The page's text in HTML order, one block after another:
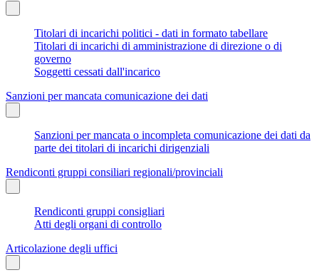
Titolari di incarichi politici - dati in formato tabellare
Titolari di incarichi di amministrazione di direzione o di
governo
Soggetti cessati dall'incarico
Sanzioni per mancata comunicazione dei dati
Sanzioni per mancata o incompleta comunicazione dei dati da
parte dei titolari di incarichi dirigenziali
Rendiconti gruppi consiliari regionali/provinciali
Rendiconti gruppi consigliari
Atti degli organi di controllo
Articolazione degli uffici